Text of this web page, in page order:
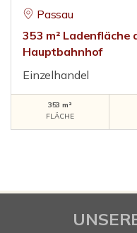
Passau
353 m²
Hauptbahnhof
Einzelhandel
353 m²
FLÄCHE